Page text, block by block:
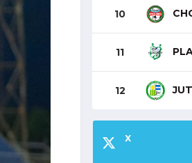
10
11
12 JUT
X